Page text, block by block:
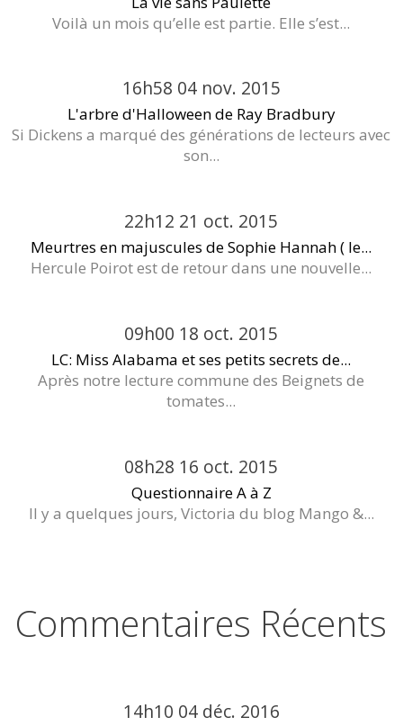
Voilà un mois qu’elle est partie. Elle s’est...
16h58 04 nov. 2015
L'arbre d'Halloween de Ray Bradbury
Si Dickens a marqué des générations de lecteurs avec
son...
22h12 21 oct. 2015
Meurtres en majuscules de Sophie Hannah ( le...
Hercule Poirot est de retour dans une nouvelle...
09h00 18 oct. 2015
LC: Miss Alabama et ses petits secrets de...
Après notre lecture commune des Beignets de
tomates...
08h28 16 oct. 2015
Questionnaire A à Z
Il y a quelques jours, Victoria du blog Mango &...
Commentaires Récents
14h10 04 déc. 2016